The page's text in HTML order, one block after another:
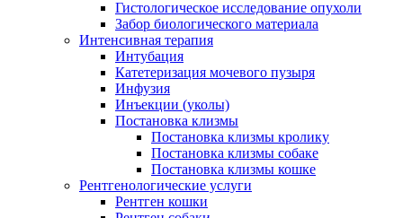
Гистологическое исследование опухоли
Забор биологического материала
Интенсивная терапия
Интубация
Катетеризация мочевого пузыря
Инфузия
Инъекции (уколы)
Постановка клизмы
Постановка клизмы кролику
Постановка клизмы собаке
Постановка клизмы кошке
Рентгенологические услуги
Рентген кошки